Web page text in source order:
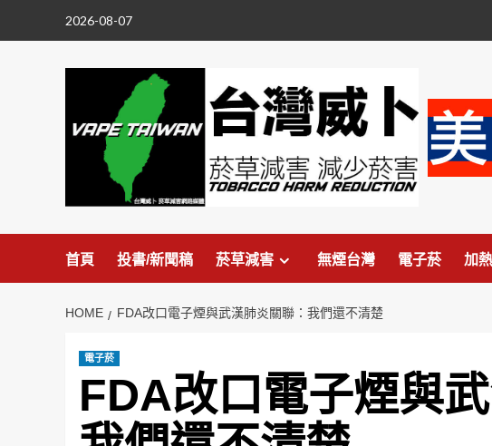
2026-08-07
首頁 投書/新聞稿 菸草減害 無煙台灣 電子菸 加
HOME FDA改口電子煙與武漢肺炎關聯：我們還不清楚
電子菸
FDA改口電子煙與